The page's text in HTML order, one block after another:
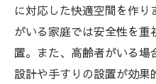
に対応した快適空間を作
がいる家庭では安全性を
置。また、高齢者がいる場
設計や手すりの設置が効果